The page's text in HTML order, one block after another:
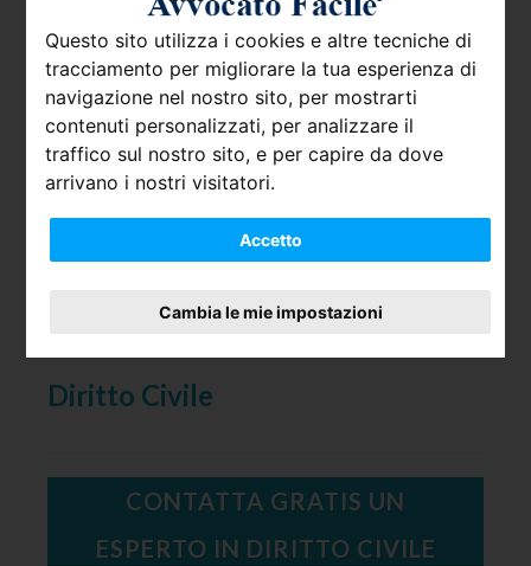
Questo sito utilizza i cookies e altre tecniche di
tracciamento per migliorare la tua esperienza di
navigazione nel nostro sito, per mostrarti
contenuti personalizzati, per analizzare il
traffico sul nostro sito, e per capire da dove
arrivano i nostri visitatori.
Accetto
Cambia le mie impostazioni
Diritto Civile
CONTATTA GRATIS UN
ESPERTO IN DIRITTO CIVILE